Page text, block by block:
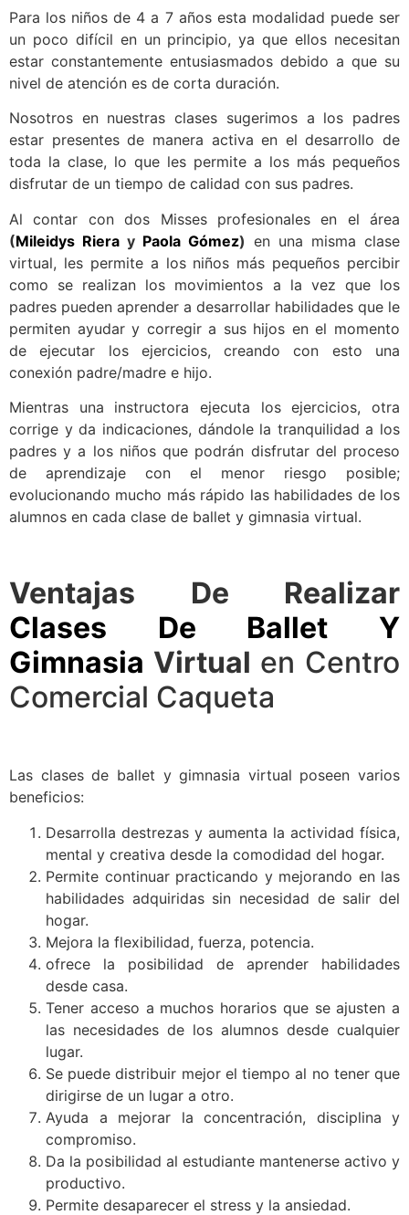
Para los niños de 4 a 7 años esta modalidad puede ser
un poco difícil en un principio, ya que ellos necesitan
estar constantemente entusiasmados debido a que su
nivel de atención es de corta duración.
Nosotros en nuestras clases sugerimos a los padres
estar presentes de manera activa en el desarrollo de
toda la clase, lo que les permite a los más pequeños
disfrutar de un tiempo de calidad con sus padres.
Al contar con dos Misses profesionales en el área
(Mileidys Riera y Paola Gómez) en una misma clase
virtual, les permite a los niños más pequeños percibir
como se realizan los movimientos a la vez que los
padres pueden aprender a desarrollar habilidades que le
permiten ayudar y corregir a sus hijos en el momento
de ejecutar los ejercicios, creando con esto una
conexión padre/madre e hijo.
Mientras una instructora ejecuta los ejercicios, otra
corrige y da indicaciones, dándole la tranquilidad a los
padres y a los niños que podrán disfrutar del proceso
de aprendizaje con el menor riesgo posible;
evolucionando mucho más rápido las habilidades de los
alumnos en cada clase de ballet y gimnasia virtual.
Ventajas De Realizar
Clases De Ballet Y
Gimnasia Virtual en Centro
Comercial Caqueta
Las clases de ballet y gimnasia virtual poseen varios
beneficios:
Desarrolla destrezas y aumenta la actividad física,
mental y creativa desde la comodidad del hogar.
Permite continuar practicando y mejorando en las
habilidades adquiridas sin necesidad de salir del
hogar.
Mejora la flexibilidad, fuerza, potencia.
ofrece la posibilidad de aprender habilidades
desde casa.
Tener acceso a muchos horarios que se ajusten a
las necesidades de los alumnos desde cualquier
lugar.
Se puede distribuir mejor el tiempo al no tener que
dirigirse de un lugar a otro.
Ayuda a mejorar la concentración, disciplina y
compromiso.
Da la posibilidad al estudiante mantenerse activo y
productivo.
Permite desaparecer el stress y la ansiedad.